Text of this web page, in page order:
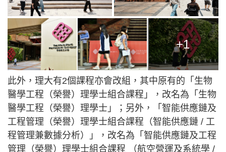
+1
此外，理大有2個課程亦會改組，其中原有的「生物
醫學工程（榮譽）理學士組合課程」，改名為「生物
醫學工程（榮譽）理學士」；另外，「智能供應鏈及
工程管理（榮譽）理學士組合課程（智能供應鏈 / 工
程管理兼數據分析）」，改名為「智能供應鏈及工程
管理（榮譽）理學士組合課程 （航空營運及系統學 /